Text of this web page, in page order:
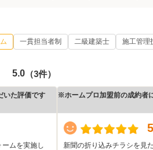
一貫担当者制 二級建築士 施工管理
5.0 （3件）
いた評価です
ムを実施し
※ホームプロ加盟前の成約者
5
新聞の折り込みチラシを見